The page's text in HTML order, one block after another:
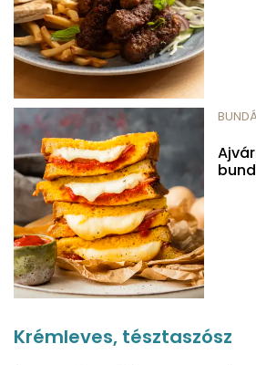
Krémleves, tésztaszósz